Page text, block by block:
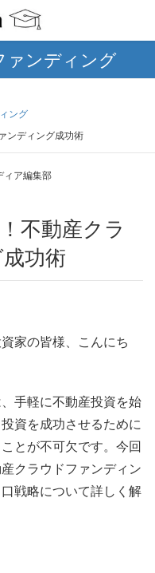
ァンディング
ング
ンディング成功術
ィア編集部
功術
家の皆様、こんにち
手軽に不動産投資を始
資を成功させるために
とが不可欠です。今回
クラウドファンディン
戦略について詳しく解